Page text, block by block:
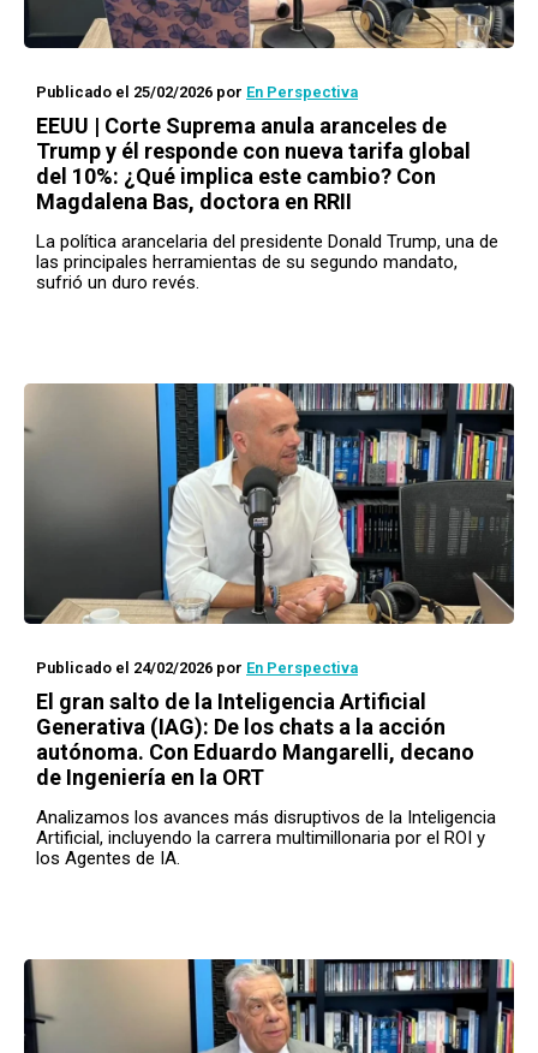
Publicado el 25/02/2026 por En Perspectiva
EEUU | Corte Suprema anula aranceles de
Trump y él responde con nueva tarifa global
del 10%: ¿Qué implica este cambio? Con
Magdalena Bas, doctora en RRII
La política arancelaria del presidente Donald Trump, una de
las principales herramientas de su segundo mandato,
sufrió un duro revés.
Publicado el 24/02/2026 por En Perspectiva
El gran salto de la Inteligencia Artificial
Generativa (IAG): De los chats a la acción
autónoma. Con Eduardo Mangarelli, decano
de Ingeniería en la ORT
Analizamos los avances más disruptivos de la Inteligencia
Artificial, incluyendo la carrera multimillonaria por el ROI y
los Agentes de IA.